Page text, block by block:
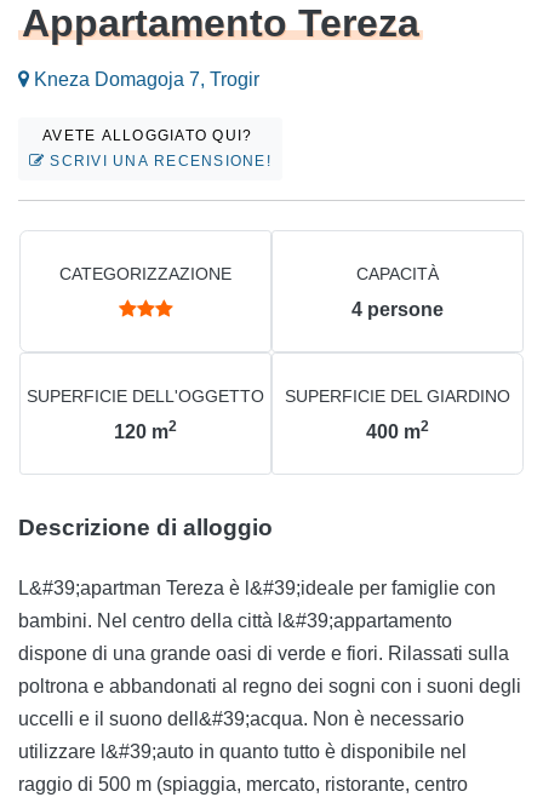
Appartamento Tereza
Kneza Domagoja 7, Trogir
AVETE ALLOGGIATO QUI?
SCRIVI UNA RECENSIONE!
CATEGORIZZAZIONE CAPACITÀ
4 persone
SUPERFICIE DELL'OGGETTO
120 m2
SUPERFICIE DEL GIARDINO
400 m2
Descrizione di alloggio
L&#39;apartman Tereza è l&#39;ideale per famiglie con
bambini. Nel centro della città l&#39;appartamento
dispone di una grande oasi di verde e fiori. Rilassati sulla
poltrona e abbandonati al regno dei sogni con i suoni degli
uccelli e il suono dell&#39;acqua. Non è necessario
utilizzare l&#39;auto in quanto tutto è disponibile nel
raggio di 500 m (spiaggia, mercato, ristorante, centro